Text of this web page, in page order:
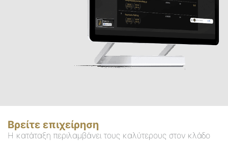
Βρείτε επιχείρηση
Η κατάταξη περιλαμβάνει τους καλύτερους στον κλάδο